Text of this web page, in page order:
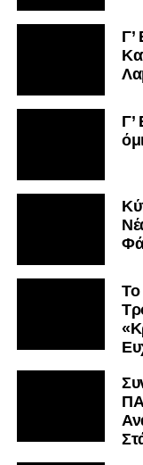
Γ’
Γ’
Το